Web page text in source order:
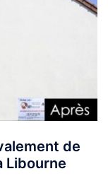
de
Libourne